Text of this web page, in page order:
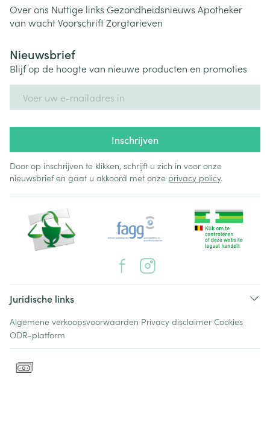
Over ons Nuttige links Gezondheidsnieuws Apotheker
van wachtVoorschriftZorgtarieven
Nieuwsbrief
Blijf op de hoogte van nieuwe producten en promoties
Inschrijven
Door op inschrijven te klikken, schrijft u zich in voor onze
nieuwsbrief en gaat u akkoord met onze privacy policy.
Juridische links
Algemene verkoopsvoorwaarden Privacy disclaimer Cookies
ODR-platform